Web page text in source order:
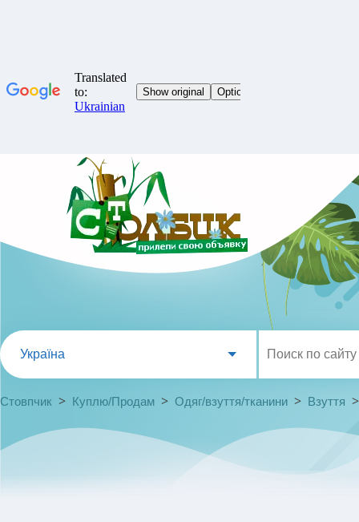
Україна
Стовпчик > Куплю/Продам > Одяг/взуття/тканини > Взуття